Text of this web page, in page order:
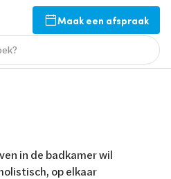
Maak een afspraak
in de badkamer wil
op elkaar